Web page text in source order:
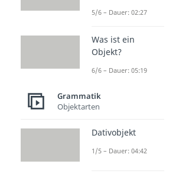
5/6 – Dauer: 02:27
Was ist ein
Objekt?
6/6 – Dauer: 05:19
Grammatik
Objektarten
Dativobjekt
1/5 – Dauer: 04:42